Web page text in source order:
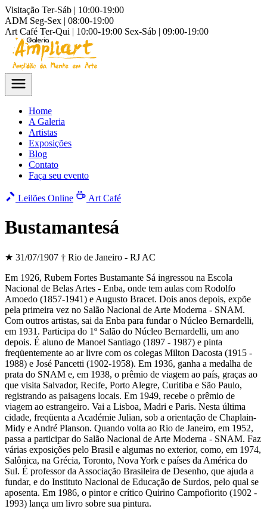
Visitação Ter-Sáb | 10:00-19:00
ADM Seg-Sex | 08:00-19:00
Art Café Ter-Qui | 10:00-19:00 Sex-Sáb | 09:00-19:00
Home
A Galeria
Artistas
Exposições
Blog
Contato
Faça seu evento
Leilões Online Art Café
Bustamantesá
★ 31/07/1907 † Rio de Janeiro - RJ AC
Em 1926, Rubem Fortes Bustamante Sá ingressou na Escola
Nacional de Belas Artes - Enba, onde tem aulas com Rodolfo
Amoedo (1857-1941) e Augusto Bracet. Dois anos depois, expõe
pela primeira vez no Salão Nacional de Arte Moderna - SNAM.
Com outros artistas, sai da Enba para fundar o Núcleo Bernardelli,
em 1931. Participa do 1º Salão do Núcleo Bernardelli, um ano
depois. É aluno de Manoel Santiago (1897 - 1987) e pinta
freqüentemente ao ar livre com os colegas Milton Dacosta (1915 -
1988) e José Pancetti (1902-1958). Em 1936, ganha a medalha de
prata do SNAM e, em 1938, o prêmio de viagem ao país, graças ao
que visita Salvador, Recife, Porto Alegre, Curitiba e São Paulo,
registrando as paisagens locais. Em 1949, recebe o prêmio de
viagem ao estrangeiro. Vai a Lisboa, Madri e Paris. Nesta última
cidade, freqüenta a Académie Julian, sob a orientação de Chaplain-
Midy e André Planson. Quando volta ao Rio de Janeiro, em 1952,
passa a participar do Salão Nacional de Arte Moderna - SNAM. Faz
várias exposições pelo Brasil e algumas no exterior, como, em 1974,
Salônica, na Grécia, Toronto, Nova York e países da América do
Sul. É professor da Associação Brasileira de Desenho, que ajuda a
fundar, e do Instituto Nacional de Educação de Surdos, pelo qual se
aposenta. Em 1986, o pintor e crítico Quirino Campofiorito (1902 -
1993) lança um livro sobre sua pintura.